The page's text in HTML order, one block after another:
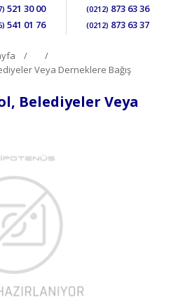
521 30 00
541 01 76
(0212) 873 63 36
(0212) 873 63 37
Veya Derneklere Bağış
Belediyeler Veya